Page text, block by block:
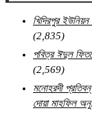
খিদিরপুর
(2,835)
পবিত্র ঈদুল
(2,569)
মনোহরদী
দোয়া মাহফিল